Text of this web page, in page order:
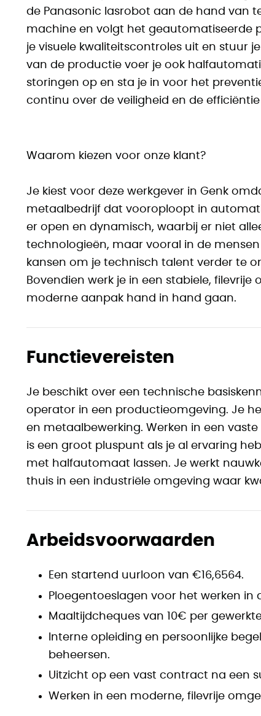
de Panasonic lasrobot aan de hand van
machine en volgt het geautomatiseerde
je visuele kwaliteitscontroles uit en stuur
van de productie voer je ook
storingen op en sta je in voor het
continu over de veiligheid en de
Waarom kiezen voor onze klant?
Je kiest voor deze werkgever in Genk
metaalbedrijf dat vooroploopt in
er open en dynamisch, waarbij er niet
technologieën, maar vooral in de
kansen om je technisch talent verder te
Bovendien werk je in een stabiele,
moderne aanpak hand in hand gaan.
Functievereisten
Je beschikt over een technische
operator in een productieomgeving. Je
en metaalbewerking. Werken in een
is een groot pluspunt als je al ervaring
met halfautomaat lassen. Je werkt
thuis in een industriële omgeving waar
Arbeidsvoorwaarden
Een startend uurloon van €16,6564.
Ploegentoeslagen voor het werken in
Maaltijdcheques van 10€ per
Interne opleiding en persoonlijke
beheersen.
Uitzicht op een vast contract na een
Werken in een moderne, filevrije